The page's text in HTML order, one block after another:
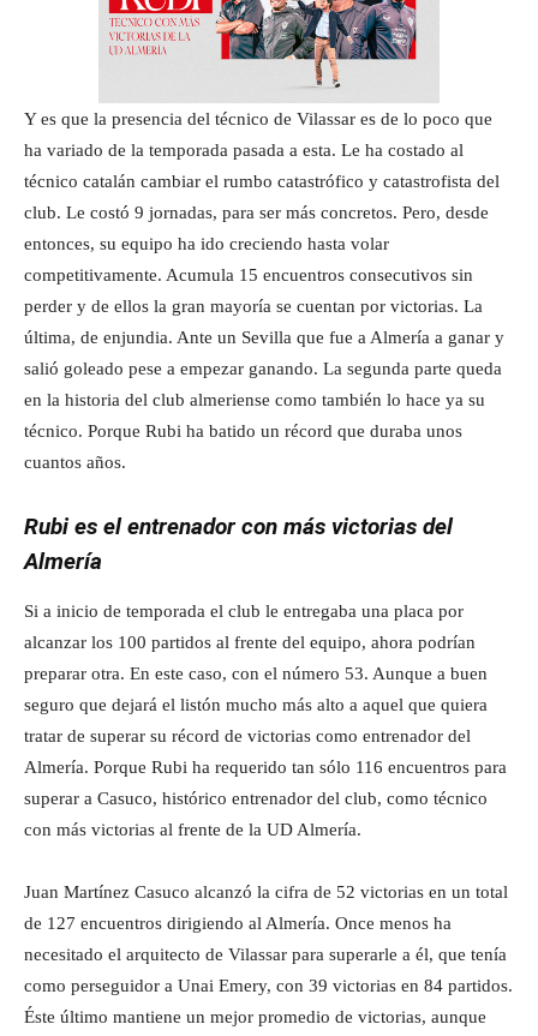
Y es que la presencia del técnico de Vilassar es de lo poco que
ha variado de la temporada pasada a esta. Le ha costado al
técnico catalán cambiar el rumbo catastrófico y catastrofista del
club. Le costó 9 jornadas, para ser más concretos. Pero, desde
entonces, su equipo ha ido creciendo hasta volar
competitivamente. Acumula 15 encuentros consecutivos sin
perder y de ellos la gran mayoría se cuentan por victorias. La
última, de enjundia. Ante un Sevilla que fue a Almería a ganar y
salió goleado pese a empezar ganando. La segunda parte queda
en la historia del club almeriense como también lo hace ya su
técnico. Porque Rubi ha batido un récord que duraba unos
cuantos años.
Rubi es el entrenador con más victorias del
Almería
Si a inicio de temporada el club le entregaba una placa por
alcanzar los 100 partidos al frente del equipo, ahora podrían
preparar otra. En este caso, con el número 53. Aunque a buen
seguro que dejará el listón mucho más alto a aquel que quiera
tratar de superar su récord de victorias como entrenador del
Almería. Porque Rubi ha requerido tan sólo 116 encuentros para
superar a Casuco, histórico entrenador del club, como técnico
con más victorias al frente de la UD Almería.
Juan Martínez Casuco alcanzó la cifra de 52 victorias en un total
de 127 encuentros dirigiendo al Almería. Once menos ha
necesitado el arquitecto de Vilassar para superarle a él, que tenía
como perseguidor a Unai Emery, con 39 victorias en 84 partidos.
Éste último mantiene un mejor promedio de victorias, aunque